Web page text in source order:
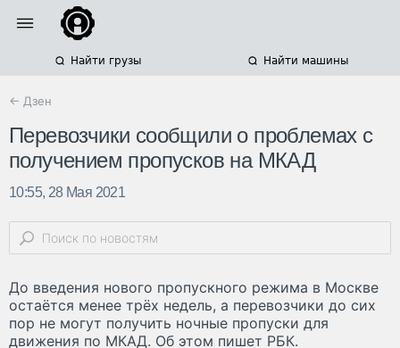
Найти грузы Найти машины
← Дзен
Перевозчики сообщили о проблемах с
получением пропусков на МКАД
10:55, 28 Мая 2021
До введения нового пропускного режима в Москве
остаётся менее трёх недель, а перевозчики до сих
пор не могут получить ночные пропуски для
движения по МКАД. Об этом пишет РБК.